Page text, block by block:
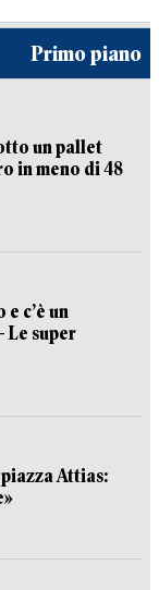
Primo piano
un pallet
in meno di 48
c’è un
Le super
Attias: